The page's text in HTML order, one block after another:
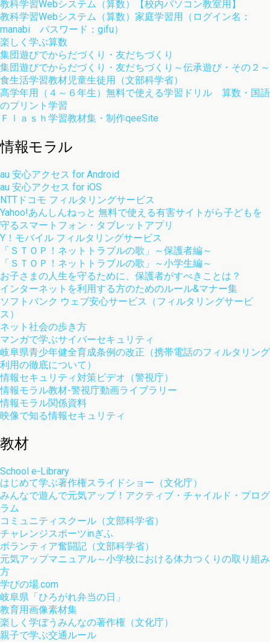
教科学習Webシステム（算数）【校内パソコン教室用】
教科学習Webシステム（算数）家庭学習用（ログイン名：
manabi パスワード：gifu）
楽しく学ぶ算数
集団遊びでからだづくり・友だちづくり
集団遊びでからだづくり・友だちづくり～伝承遊び・その２～
食生活学習教材児童生徒用（文部科学省）
高学年用（４～６年生）無料で使える学習ドリル 算数・国語
のプリント学習
Ｆｌａｓｈ学習教材集・制作qeeSite
情報モラル
au 安心アクセス for Android
au 安心アクセス for iOS
NTTドコモ フィルタリングサービス
Yahoo!あんしんねっと 無料で使える有害サイトがら子どもを
守るスマートフォン・タブレットアプリ
Y！モバイル フィルタリングサービス
「ＳＴＯＰ！ネットトラブルの歌」～保護者編～
「ＳＴＯＰ！ネットトラブルの歌」～小学生編～
お子さまの人生を守るために、保護者がすべきことは？
インターネットを利用する方のためのルール&マナー集
ソフトバンク ウェブ安心サービス（フィルタリングサービ
ス）
ネット社会の歩き方
マンガで学ぶサイバーセキュリティ
岐阜県青少年健全育成条例の改正（携帯電話のフィルタリング
利用の徹底について）
情報セキュリティ対策ビデオ（警視庁）
情報モラル教材-警視庁動画ライブラリー
情報モラル関係資料
映像で知る情報セキュリティ
教材
School e-Library
はじめて学ぶ著作権スライドショー（文化庁）
みんなで遊んで元気アップ！アクティブ・チャイルド・プログ
ラム
コミュニティスクール（文部科学省）
チャレンジスポーツinぎふ
ボランティア奮闘記（文部科学省）
元気アップマニュアル～小学校における体力つくりの取り組み
方
学びの場.com
岐阜県「ひろがれ弁当の日」
教育用画像素材集
楽しく学ぼうみんなの著作権（文化庁）
親子で学ぶ交通ルール